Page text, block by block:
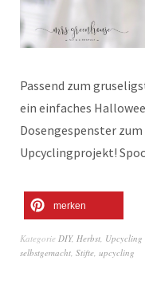
Passend zum
ein einfaches
Dosengespenster
Upcyclingprojekt!
merken
Kategorie DIY, Herbst, Upcycling
selbstgemacht, Stifte, upcycling